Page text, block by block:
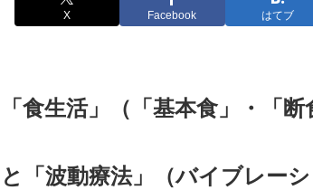
X Facebook はてブ
「食生活」（「基本食」・「断
と 「波動療法」（バイブレーシ